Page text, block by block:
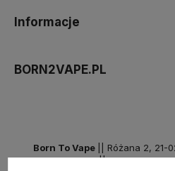
Informacje
BORN2VAPE.PL
Born To Vape
|| Różana 2, 21-
NIP: 7141861133 || E: